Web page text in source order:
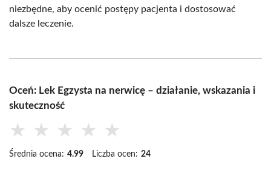
niezbędne, aby ocenić postępy pacjenta i dostosować
dalsze leczenie.
Oceń: Lek Egzysta na nerwicę – działanie, wskazania i
skuteczność
★ ★ ★ ★ ★
Średnia ocena: 4.99 Liczba ocen: 24